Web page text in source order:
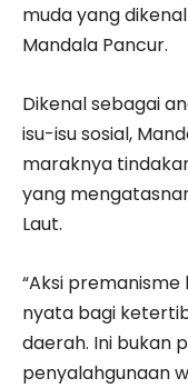
muda yang
Mandala Pancur.
Dikenal sebagai
isu-isu sosial,
maraknya
yang
Laut.
“Aksi
nyata bagi
daerah. Ini bukan
penyalahgunaan